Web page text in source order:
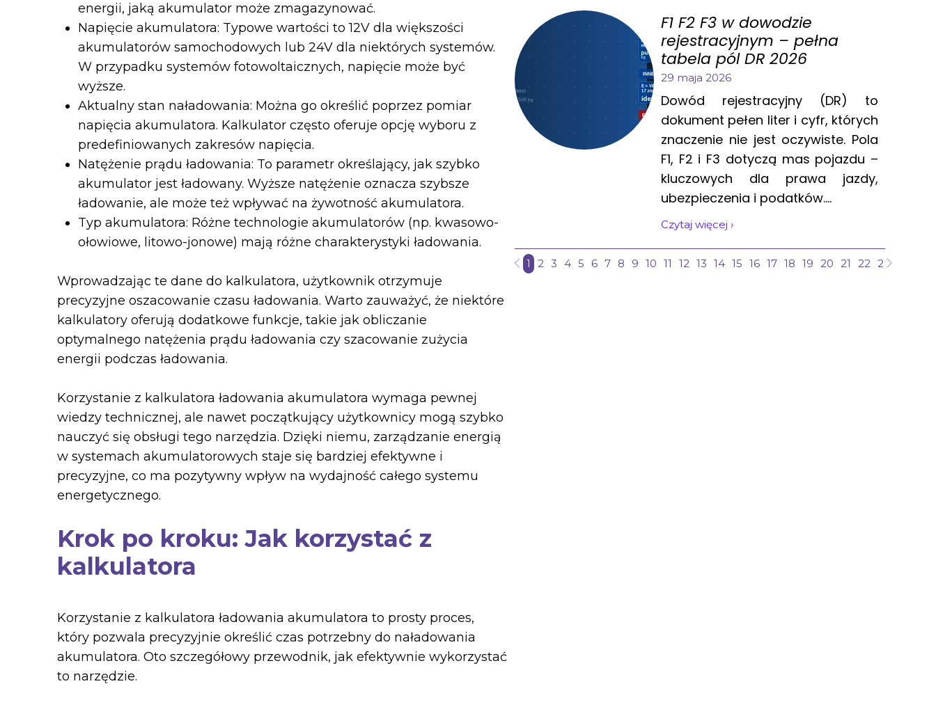
energii, jaką akumulator może zmagazynować.
Napięcie akumulatora: Typowe wartości to 12V dla większości
akumulatorów samochodowych lub 24V dla niektórych systemów.
W przypadku systemów fotowoltaicznych, napięcie może być
wyższe.
Aktualny stan naładowania: Można go określić poprzez pomiar
napięcia akumulatora. Kalkulator często oferuje opcję wyboru z
predefiniowanych zakresów napięcia.
Natężenie prądu ładowania: To parametr określający, jak szybko
akumulator jest ładowany. Wyższe natężenie oznacza szybsze
ładowanie, ale może też wpływać na żywotność akumulatora.
Typ akumulatora: Różne technologie akumulatorów (np. kwasowo-
ołowiowe, litowo-jonowe) mają różne charakterystyki ładowania.
Wprowadzając te dane do kalkulatora, użytkownik otrzymuje
precyzyjne oszacowanie czasu ładowania. Warto zauważyć, że niektóre
kalkulatory oferują dodatkowe funkcje, takie jak obliczanie
optymalnego natężenia prądu ładowania czy szacowanie zużycia
energii podczas ładowania.
Korzystanie z kalkulatora ładowania akumulatora wymaga pewnej
wiedzy technicznej, ale nawet początkujący użytkownicy mogą szybko
nauczyć się obsługi tego narzędzia. Dzięki niemu, zarządzanie energią
w systemach akumulatorowych staje się bardziej efektywne i
precyzyjne, co ma pozytywny wpływ na wydajność całego systemu
energetycznego.
Krok po kroku: Jak korzystać z
kalkulatora
Korzystanie z kalkulatora ładowania akumulatora to prosty proces,
który pozwala precyzyjnie określić czas potrzebny do naładowania
akumulatora. Oto szczegółowy przewodnik, jak efektywnie wykorzystać
to narzędzie.
F1 F2 F3 w dowodzie
rejestracyjnym – pełna
tabela pól DR 2026
29 maja 2026
Dowód rejestracyjny (DR) to
dokument pełen liter i cyfr, których
znaczenie nie jest oczywiste. Pola
F1, F2 i F3 dotyczą mas pojazdu –
kluczowych dla prawa jazdy,
ubezpieczenia i podatków....
Czytaj więcej ›
1 2 3 4 5 6 7 8 9 10 11 12 13 14 15 16 17 18 19 20 21 22 23